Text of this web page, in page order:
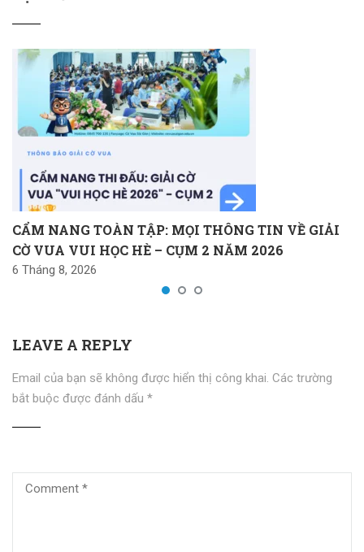
CẨM NANG TOÀN TẬP: MỌI THÔNG TIN VỀ GIẢI
CỜ VUA VUI HỌC HÈ – CỤM 2 NĂM 2026
6 Tháng 8, 2026
LEAVE A REPLY
Email của bạn sẽ không được hiển thị công khai. Các trường
bắt buộc được đánh dấu *